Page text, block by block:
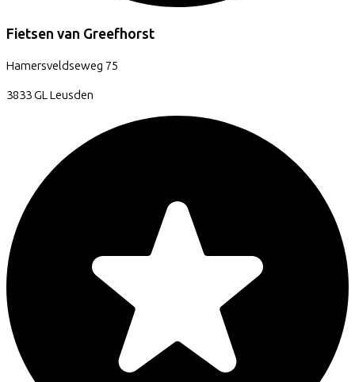
Fietsen van Greefhorst
Hamersveldseweg 75
3833 GLLeusden